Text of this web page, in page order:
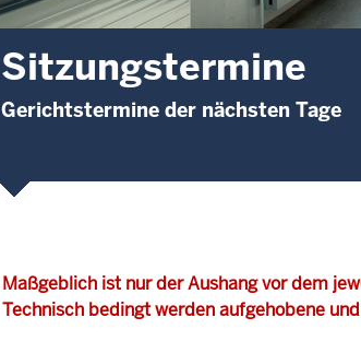
Sitzungstermine
Gerichtstermine der nächsten Tage
Maßgeblich ist nur der Aushang vor dem
Technisch bedingt werden aufgehobene